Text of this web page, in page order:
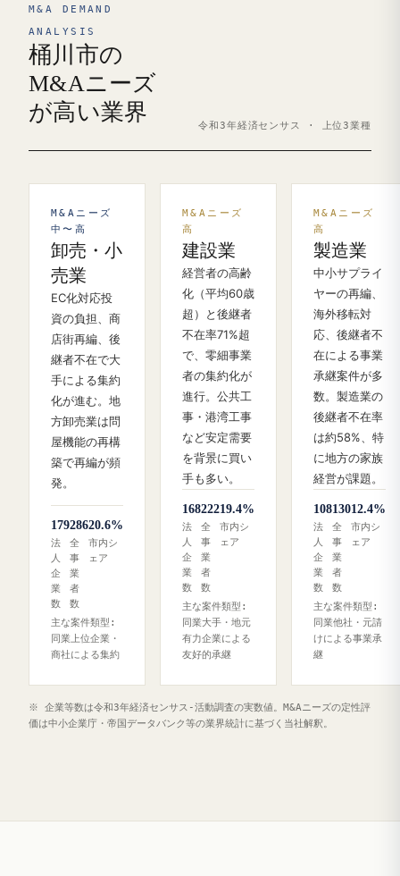
M&A DEMAND
ANALYSIS
桶川市の
M&Aニーズ
が高い業界
令和3年経済センサス · 上位3業種
M&Aニーズ
中〜高
卸売・小
売業
EC化対応投
資の負担、商
店街再編、後
継者不在で大
手による集約
化が進む。地
方卸売業は問
屋機能の再構
築で再編が頻
発。
179
法
人
企
業
数
286
全
事
業
者
数
20.6%
市内シ
ェア
主な案件類型:
同業上位企業・
商社による集約
M&Aニーズ
高
建設業
経営者の高齢
化（平均60歳
超）と後継者
不在率71%超
で、零細事業
者の集約化が
進行。公共工
事・港湾工事
など安定需要
を背景に買い
手も多い。
168
法
人
企
業
数
222
全
事
業
者
数
19.4%
市内シ
ェア
主な案件類型:
同業大手・地元
有力企業による
友好的承継
M&Aニーズ
高
製造業
中小サプライ
ヤーの再編、
海外移転対
応、後継者不
在による事業
承継案件が多
数。製造業の
後継者不在率
は約58%、特
に地方の家族
経営が課題。
108
法
人
企
業
数
130
全
事
業
者
数
12.4%
市内シ
ェア
主な案件類型:
同業他社・元請
けによる事業承
継
※ 企業等数は令和3年経済センサス‐活動調査の実数値。M&Aニーズの定性評
価は中小企業庁・帝国データバンク等の業界統計に基づく当社解釈。